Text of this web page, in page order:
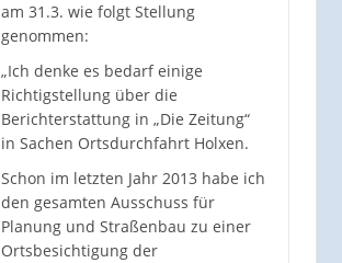
am 31.3. wie folgt Stellung
genommen:
„Ich denke es bedarf einige
Richtigstellung über die
Berichterstattung in „Die Zeitung“
in Sachen Ortsdurchfahrt Holxen.
Schon im letzten Jahr 2013 habe ich
den gesamten Ausschuss für
Planung und Straßenbau zu einer
Ortsbesichtigung der